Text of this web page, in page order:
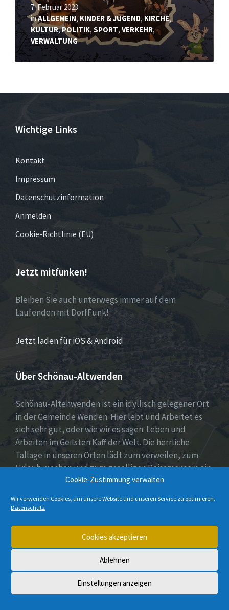
Cookie-Zustimmung verwalten
Wir verwenden Cookies, um unsere Website und unseren Service zu optimieren.
Datenschutz
Cookies akzeptieren
Ablehnen
Einstellungen anzeigen
7. Februar 2023
inALLGEMEIN, KINDER & JUGEND, KIRCHE,
KULTUR,POLITIK, SPORT, VERKEHR,
VERWALTUNG
Wichtige Links
Kontakt
Impressum
Datenschutzinformation
Anmelden
Cookie-Richtlinie (EU)
Jetzt mitfunken!
Bleiben Sie auch unterwegs immer auf dem
Laufenden mit DorfFunk!
Jetzt laden für iOS & Android
Über Schönau-Altwenden
Schönau-Altenwenden ist ein idyllisch gelegener Ort
in der Gemeinde Wenden. Hier lebt und Arbeitet es
sich sehr gut, oder wie wir es sagen: Leben und
Arbeiten im Geilsten Kaff der Welt. Die herrliche
Tallage in unseren Orten lädt zum verweilen, zum
Urlaub machen und zum geselligen Beisamensein ein.
Dies wird auch durch unser aktives Vereinsleben
unter Beweis gestellt.
Instagram
© 2026 Schönau-Altenwenden